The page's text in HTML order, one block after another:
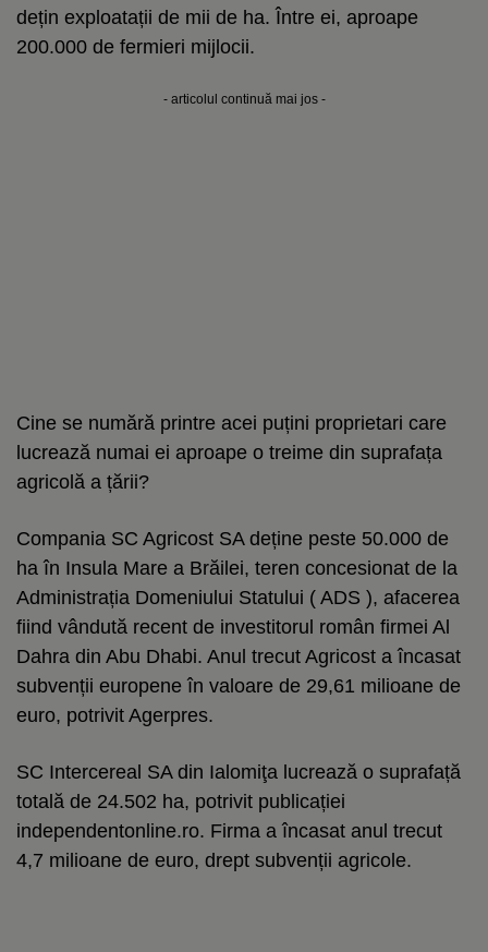
dețin exploatații de mii de ha. Între ei, aproape
200.000 de fermieri mijlocii.
- articolul continuă mai jos -
Cine se numără printre acei puțini proprietari care
lucrează numai ei aproape o treime din suprafața
agricolă a țării?
Compania SC Agricost SA deține peste 50.000 de
ha în Insula Mare a Brăilei, teren concesionat de la
Administrația Domeniului Statului ( ADS ), afacerea
fiind vândută recent de investitorul român firmei Al
Dahra din Abu Dhabi. Anul trecut Agricost a încasat
subvenții europene în valoare de 29,61 milioane de
euro, potrivit Agerpres.
SC Intercereal SA din Ialomiţa lucrează o suprafață
totală de 24.502 ha, potrivit publicației
independentonline.ro. Firma a încasat anul trecut
4,7 milioane de euro, drept subvenții agricole.